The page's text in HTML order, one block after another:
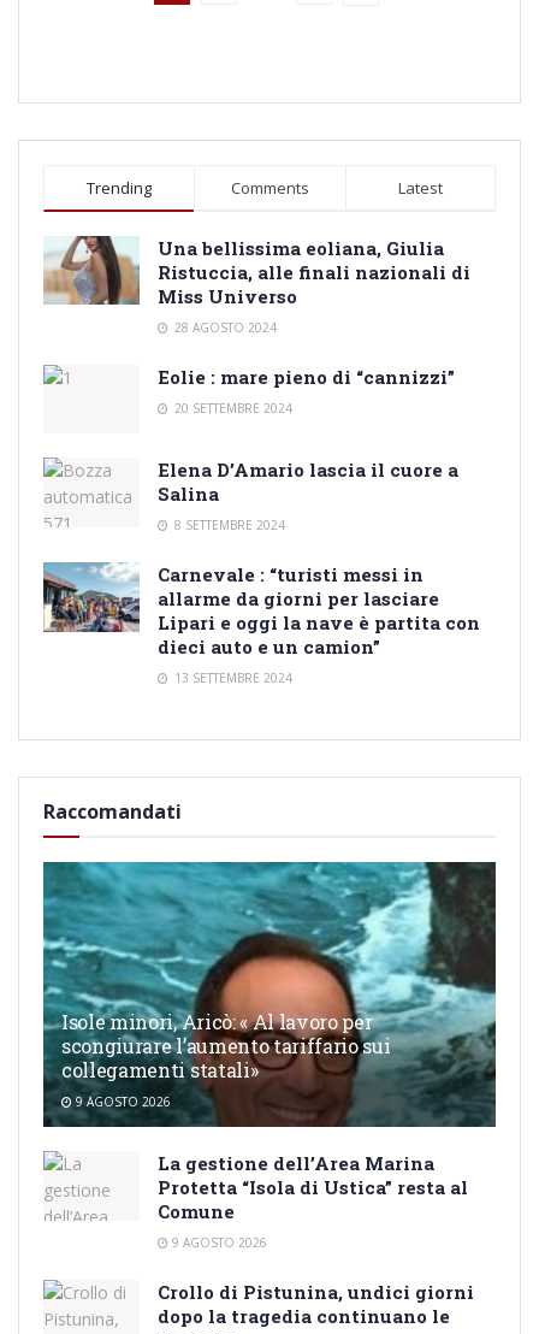
Trending Comments Latest
Una bellissima eoliana, Giulia
Ristuccia, alle finali nazionali di
Miss Universo
28 AGOSTO 2024
Eolie : mare pieno di “cannizzi”
20 SETTEMBRE 2024
Elena D’Amario lascia il cuore a
Salina
8 SETTEMBRE 2024
Carnevale : “turisti messi in
allarme da giorni per lasciare
Lipari e oggi la nave è partita con
dieci auto e un camion”
13 SETTEMBRE 2024
Raccomandati
Isole minori, Aricò: « Al lavoro per
scongiurare l’aumento tariffario sui
collegamenti statali»
9 AGOSTO 2026
La gestione dell’Area Marina
Protetta “Isola di Ustica” resta al
Comune
9 AGOSTO 2026
Crollo di Pistunina, undici giorni
dopo la tragedia continuano le